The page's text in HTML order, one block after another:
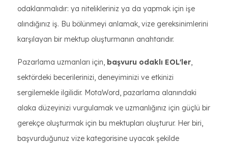
odaklanmalıdır: ya nitelikleriniz ya da yapmak için işe
alındığınız iş. Bu bölünmeyi anlamak, vize gereksinimlerini
karşılayan bir mektup oluşturmanın anahtarıdır.
Pazarlama uzmanları için, başvuru odaklı EOL'ler,
sektördeki becerilerinizi, deneyiminizi ve etkinizi
sergilemekle ilgilidir. MotaWord, pazarlama alanındaki
alaka düzeyinizi vurgulamak ve uzmanlığınız için güçlü bir
gerekçe oluşturmak için bu mektupları oluşturur. Her biri,
başvurduğunuz vize kategorisine uyacak şekilde